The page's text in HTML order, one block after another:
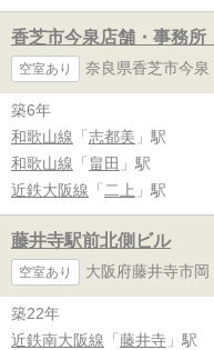
香芝市今泉店舗・事務所
空室あり 奈良県香芝市今泉
築6年
和歌山線 「 志都美 」駅
和歌山線 「 畠田 」駅
近鉄大阪線 「 二上 」駅
藤井寺駅前北側ビル
空室あり 大阪府藤井寺市岡
築22年
近鉄南大阪線 「 藤井寺 」駅